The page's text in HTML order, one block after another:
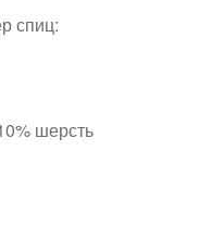
спиц:
шерсть